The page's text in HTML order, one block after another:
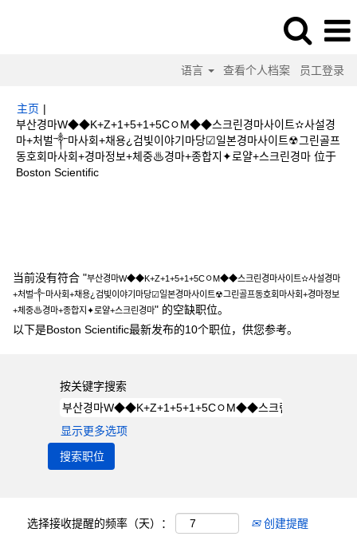
语言 查看个人档案 员工登录
主页 |
부산경마W◆◆K+Z+1+5+1+5CㅇM◆◆스크린경마사이트✫사설경
마+처벌༒마사회+채용¿검빛이야기마당☑일본경마사이트☢그린골프
동호회마사회+경마정보+체중♨경마+종합지✦로얄+스크린경마 位于
Boston Scientific（当
当前没有符合 "부산경마W◆◆K+Z+1+5+1+5CㅇM◆◆스크린경마사이트✫사설경마
+처벌༒마사회+채용¿검빛이야기마당☑일본경마사이트☢그린골프동호회마사회+경마정보
+체중♨경마+종합지✦로얄+스크린경마" 的空缺职位。
以下是Boston Scientific最新发布的10个职位，供您参考。
按关键字搜索
显示更多选项
选择接收提醒的频率（天）： 创建提醒